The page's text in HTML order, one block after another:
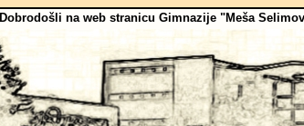
Dobrodošli na web stranicu Gimnazije "Meša